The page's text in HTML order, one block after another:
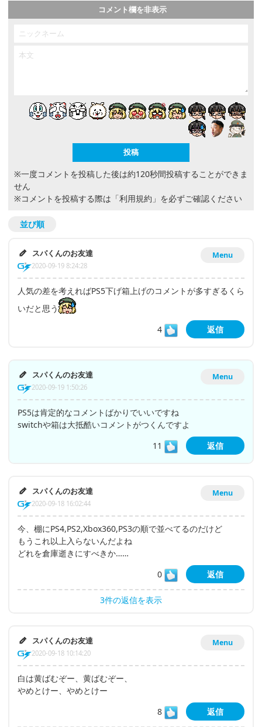
コメント欄を非表示
※一度コメントを投稿した後は約120秒間投稿することができま
せん
※コメントを投稿する際は 「利用規約」 を必ずご確認ください
並び順
Menu
スパくんのお友達
2020-09-19 8:24:28
人気の差を考えればPS5下げ箱上げのコメントが多すぎるくら
いだと思う
4
返信
Menu
スパくんのお友達
2020-09-19 1:50:26
PS5は肯定的なコメントばかりでいいですね
switchや箱は大抵酷いコメントがつくんですよ
11
返信
Menu
スパくんのお友達
2020-09-18 16:02:44
今、棚にPS4,PS2,Xbox360,PS3の順で並べてるのだけど
もうこれ以上入らないんだよね
どれを倉庫逝きにすべきか……
0
返信
3件の返信を表示
Menu
スパくんのお友達
2020-09-18 10:14:20
白は黄ばむぞー、黄ばむぞー、
やめとけー、やめとけー
8
返信